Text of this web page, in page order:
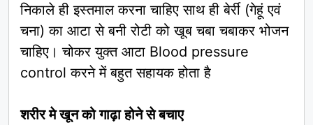
निकाले ही इस्तमाल करना चाहिए साथ ही बेर्री (गेहूं एवं
चना) का आटा से बनी रोटी को खूब चबा चबाकर भोजन
चाहिए। चोकर युक्त आटा Blood pressure
control करने में बहुत सहायक होता है
शरीर मे खून को गाढ़ा होने से बचाए